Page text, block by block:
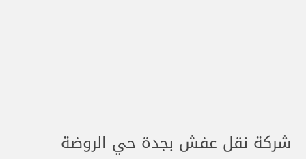
شركة نقل عفش بجدة حي الروضة